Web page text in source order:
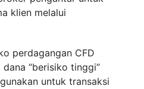
klien melalui
perdagangan CFD
“berisiko tinggi”
untuk transaksi